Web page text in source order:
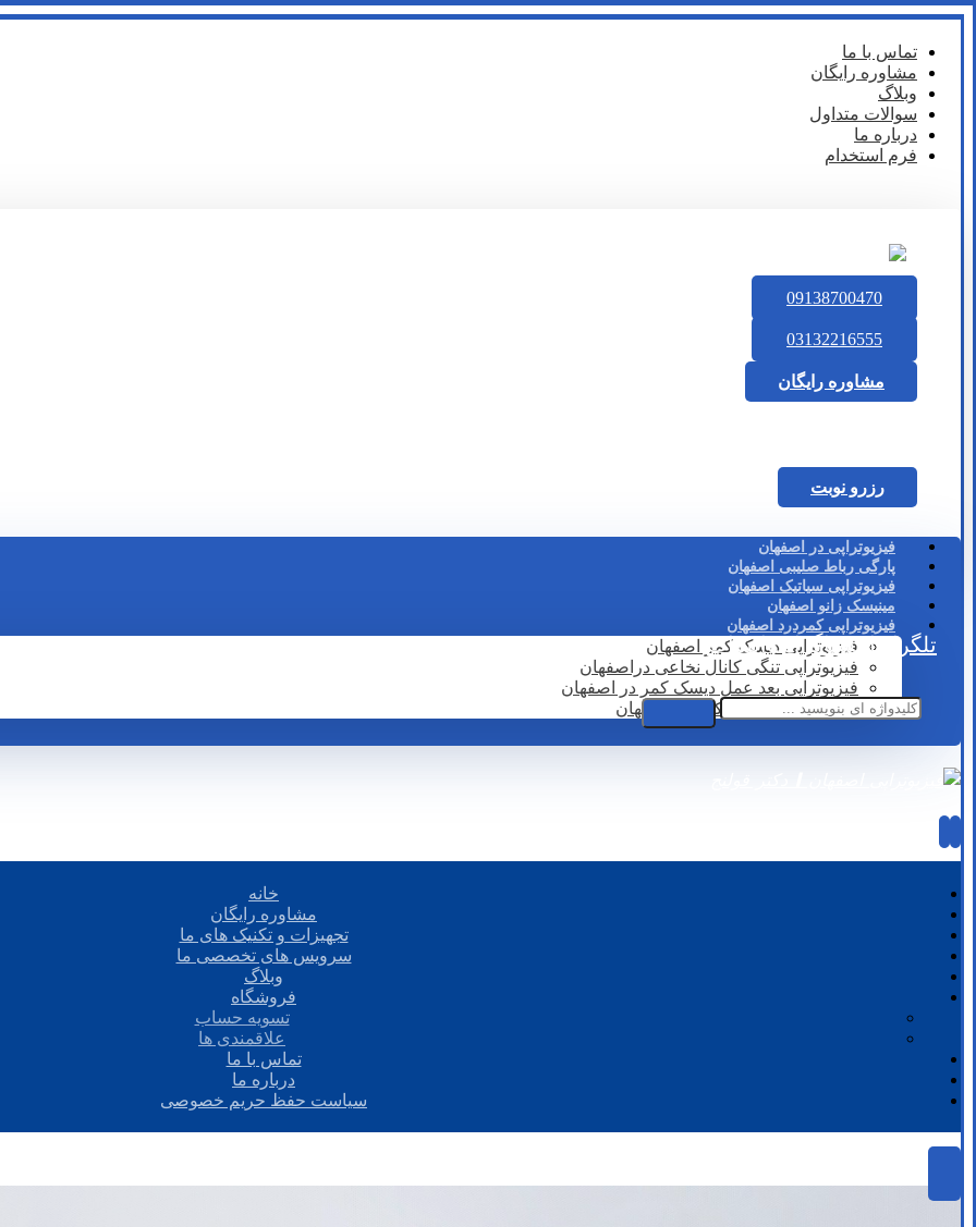
تماس با ما
مشاوره رایگان
وبلاگ
سوالات متداول
درباره ما
فرم استخدام
09138700470
03132216555
مشاوره رایگان
رزرو نوبت
فیزیوتراپی در اصفهان
پارگی رباط صلیبی اصفهان
فیزیوتراپی سیاتیک اصفهان
مینیسک زانو اصفهان
فیزیوتراپی کمردرد اصفهان
فیزیوتراپی دیسک کمر اصفهان
فیزیوتراپی تنگی کانال نخاعی دراصفهان
فیزیوتراپی بعد عمل دیسک کمر در اصفهان
لیزر درمانی دیسک کمر در اصفهان
تلگرام اینستاگرام واتساپ
خانه
مشاوره رایگان
تجهیزات و تکنیک های ما
سرویس های تخصصی ما
وبلاگ
فروشگاه
تسویه حساب
علاقمندی ها
تماس با ما
درباره ما
سیاست حفظ حریم خصوصی